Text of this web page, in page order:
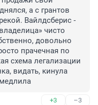
а с грантов
Вайлдсберис -
чисто
довольно
прачечная по
схема легализации
видать, кинула
+3 –3